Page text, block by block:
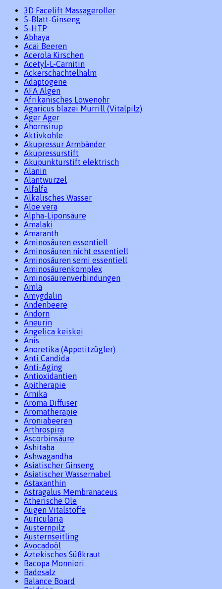
3D Facelift Massageroller
5-Blatt-Ginseng
5-HTP
Abhaya
Acai Beeren
Acerola Kirschen
Acetyl-L-Carnitin
Ackerschachtelhalm
Adaptogene
AFA Algen
Afrikanisches Löwenohr
Agaricus blazei Murrill (Vitalpilz)
Ager Ager
Ahornsirup
Aktivkohle
Akupressur Armbänder
Akupressurstift
Akupunkturstift elektrisch
Alanin
Alantwurzel
Alfalfa
Alkalisches Wasser
Aloe vera
Alpha-Liponsäure
Amalaki
Amaranth
Aminosäuren essentiell
Aminosäuren nicht essentiell
Aminosäuren semi essentiell
Aminosäurenkomplex
Aminosäurenverbindungen
Amla
Amygdalin
Andenbeere
Andorn
Aneurin
Angelica keiskei
Anis
Anoretika (Appetitzügler)
Anti Candida
Anti-Aging
Antioxidantien
Apitherapie
Arnika
Aroma Diffuser
Aromatherapie
Aroniabeeren
Arthrospira
Ascorbinsäure
Ashitaba
Ashwagandha
Asiatischer Ginseng
Asiatischer Wassernabel
Astaxanthin
Astragalus Membranaceus
Ätherische Öle
Augen Vitalstoffe
Auricularia
Austernpilz
Austernseitling
Avocadoöl
Aztekisches Süßkraut
Bacopa Monnieri
Badesalz
Balance Board